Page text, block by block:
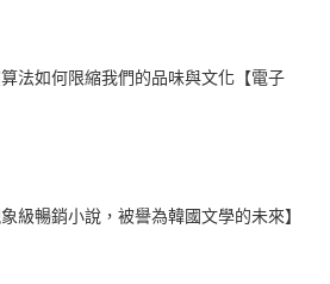
梯，從穆罕默德的誕生到亨利四世領
脈絡，輕鬆理解不死背。
素養理念，引導孩子在生活中實踐所
，你將看到什麼？透過「說一說」等指
法如何限縮我們的品味與文化【電子
級暢銷小說，被譽為韓國文學的未來】